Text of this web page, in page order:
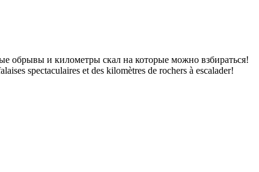
обрывы и километры скал на которые можно взбираться!
spectaculaires et des kilomètres de rochers à escalader!